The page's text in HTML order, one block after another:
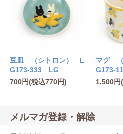
豆皿 （シトロン） L
G173-333 LG
700円(税込770円)
マグ
G173-
1,500円
メルマガ登録・解除